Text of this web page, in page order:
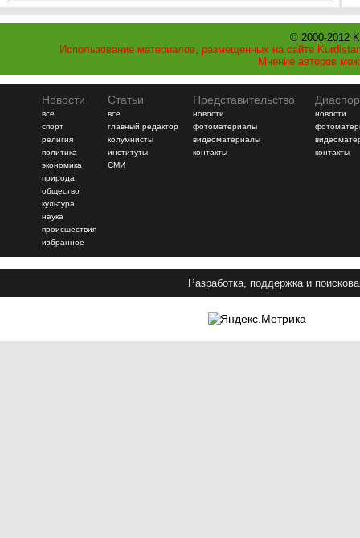
© 2000-2012
Использование материалов, размещенных на сайте
Мнение авторов
Новости
все
спорт
религия
политика
экономика
природа
общество
культура
наука
происшествия
избранное
Статьи
все
главный редактор
колумнисты
институты
СМИ
Представительство
новости
фотоматериалы
видеоматериалы
контакты
новости
контакты
Разработка, поддержка и